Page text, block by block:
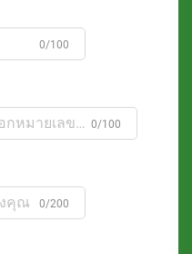
0/100
0/100
0/200